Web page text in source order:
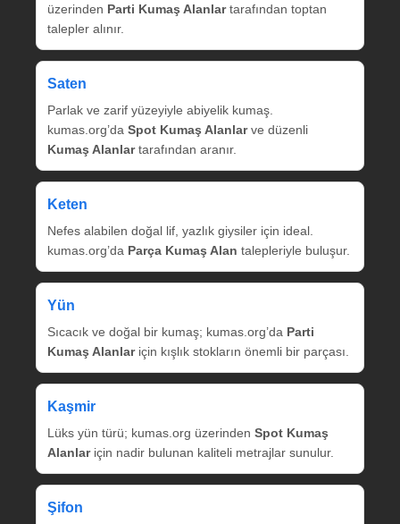
üzerinden Parti Kumaş Alanlartarafından toptan
talepler alınır.
Saten
Parlak ve zarif yüzeyiyle abiyelik kumaş.
kumas.org’da Spot Kumaş Alanlarve düzenli
Kumaş Alanlartarafından aranır.
Keten
Nefes alabilen doğal lif, yazlık giysiler için ideal.
kumas.org’da Parça Kumaş Alan talepleriyle buluşur.
Yün
Sıcacık ve doğal bir kumaş; kumas.org’da Parti
Kumaş Alanlariçin kışlık stokların önemli bir parçası.
Kaşmir
Lüks yün türü; kumas.org üzerinden Spot Kumaş
Alanlariçin nadir bulunan kaliteli metrajlar sunulur.
Şifon